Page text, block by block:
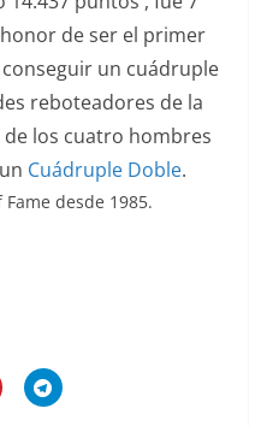
de ser el primer
un cuádruple
reboteadores de la
los cuatro hombres
Cuádruple Doble.
desde 1985.